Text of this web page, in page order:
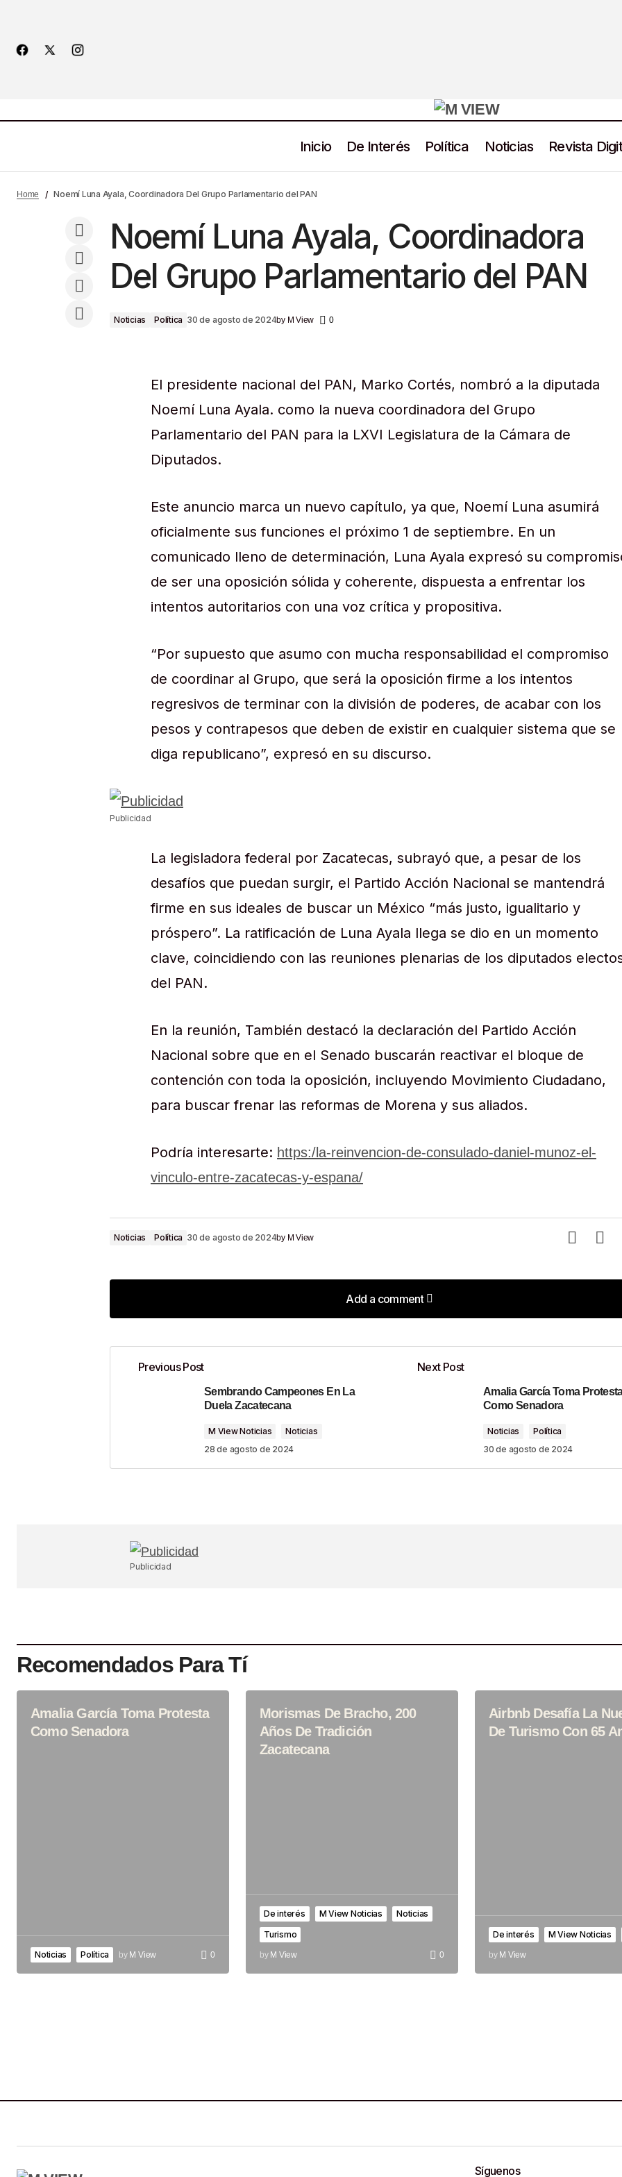
Inicio De Interés Política Noticias Revista
Sembrando Campeones En La Duela
Zacatecana
Noticias Política
Home Noemí Luna Ayala, Coordinadora Del Grupo Parlamentario del PAN
Noemí Luna Ayala, Coordinadora
Del Grupo Parlamentario del PAN
Noticias Política 30 de agosto de 2024by M View 0
El presidente nacional del PAN, Marko Cortés, nombró a la diputada
Noemí Luna Ayala. como la nueva coordinadora del Grupo
Parlamentario del PAN para la LXVI Legislatura de la Cámara de
Diputados.
Este anuncio marca un nuevo capítulo, ya que, Noemí Luna asumirá
oficialmente sus funciones el próximo 1 de septiembre. En un
comunicado lleno de determinación, Luna Ayala expresó su
de ser una oposición sólida y coherente, dispuesta a enfrentar los
intentos autoritarios con una voz crítica y propositiva.
“Por supuesto que asumo con mucha responsabilidad el compromiso
de coordinar al Grupo, que será la oposición firme a los intentos
regresivos de terminar con la división de poderes, de acabar con los
pesos y contrapesos que deben de existir en cualquier sistema que se
diga republicano”, expresó en su discurso.
Publicidad
La legisladora federal por Zacatecas, subrayó que, a pesar de los
desafíos que puedan surgir, el Partido Acción Nacional se mantendrá
firme en sus ideales de buscar un México “más justo, igualitario y
próspero”. La ratificación de Luna Ayala llega se dio en un momento
clave, coincidiendo con las reuniones plenarias de los diputados
del PAN.
En la reunión, También destacó la declaración del Partido Acción
Nacional sobre que en el Senado buscarán reactivar el bloque de
contención con toda la oposición, incluyendo Movimiento Ciudadano,
para buscar frenar las reformas de Morena y sus aliados.
Podría interesarte: https:/la-reinvencion-de-consulado-daniel-munoz-el-
vinculo-entre-zacatecas-y-espana/
Noticias Política 30 de agosto de 2024by M View
Add a comment
Add a comment
Tu dirección de correo electrónico no será publicada. Los campos obligatorios están marcados con
Guardar Mi Nombre, Correo Electrónico Y Sitio Web
En Este Navegador Para La Próxima Vez Que
Previous Post
Sembrando Campeones En La
Duela Zacatecana
M View Noticias
Noticias
28 de agosto de 2024
Next Post
Amalia García Toma
Como Senadora
Noticias
Política
30 de agosto de 2024
Publicidad
Recomendados Para Tí
Amalia García Toma Protesta
Como Senadora
Noticias Política by M View 0
Morismas De Bracho, 200
Años De Tradición
Zacatecana
De interés M View Noticias
Noticias
Turismo
by M View 0
Airbnb Desafía La
De Turismo Con 65
De interés M View Noticias
by M View
Síguenos